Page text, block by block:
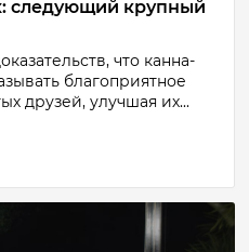
следующий крупный
что канна-
благоприятное
друзей, улучшая их...